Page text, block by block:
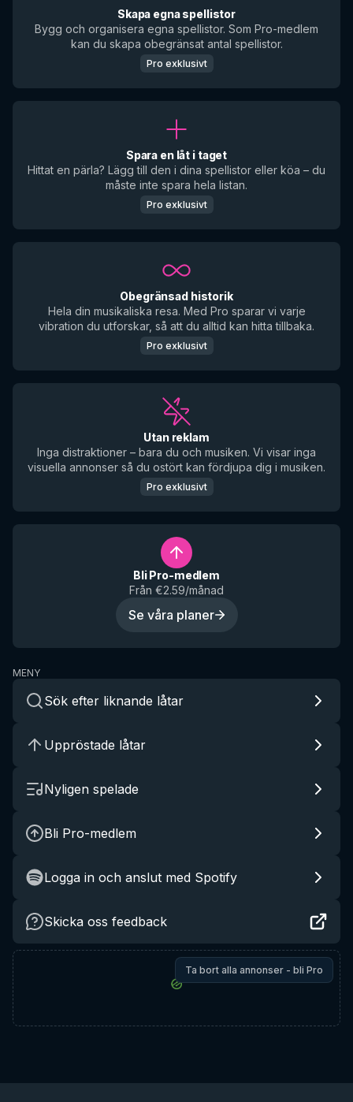
Skapa egna spellistor
Bygg och organisera egna spellistor. Som Pro-medlem
kan du skapa obegränsat antal spellistor.
Pro exklusivt
Spara en låt i taget
Hittat en pärla? Lägg till den i dina spellistor eller köa – du
måste inte spara hela listan.
Pro exklusivt
Obegränsad historik
Hela din musikaliska resa. Med Pro sparar vi varje
vibration du utforskar, så att du alltid kan hitta tillbaka.
Pro exklusivt
Utan reklam
Inga distraktioner – bara du och musiken. Vi visar inga
visuella annonser så du ostört kan fördjupa dig i musiken.
Pro exklusivt
Bli Pro-medlem
Från €2.59/månad
Se våra planer
MENY
Sök efter liknande låtar
Uppröstade låtar
Nyligen spelade
Bli Pro-medlem
Logga in och anslut med Spotify
Skicka oss feedback
Ta bort alla annonser - bli Pro